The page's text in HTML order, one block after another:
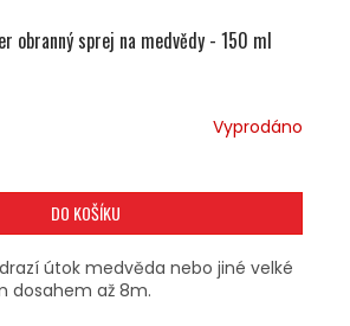
obranný sprej na medvědy - 150 ml
Vyprodáno
DO KOŠÍKU
útok medvěda nebo jiné velké
dosahem až 8m.